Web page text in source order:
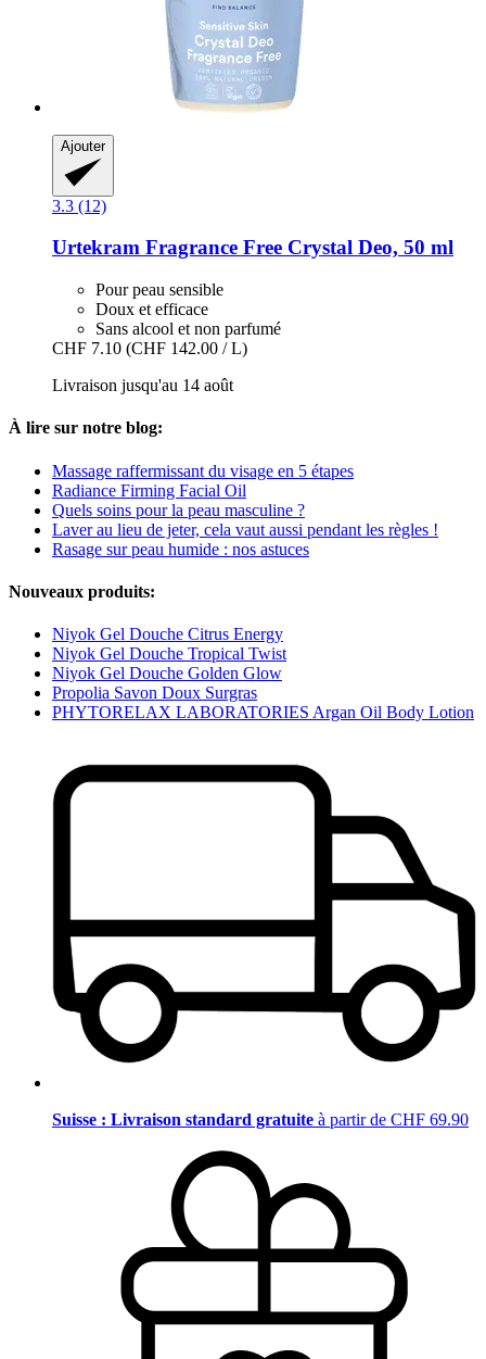
Ajouter
3.3 (12)
Urtekram Fragrance Free Crystal Deo, 50 ml
Pour peau sensible
Doux et efficace
Sans alcool et non parfumé
CHF 7.10 (CHF 142.00 / L)
Livraison jusqu'au 14 août
À lire sur notre blog:
Massage raffermissant du visage en 5 étapes
Radiance Firming Facial Oil
Quels soins pour la peau masculine ?
Laver au lieu de jeter, cela vaut aussi pendant les règles !
Rasage sur peau humide : nos astuces
Nouveaux produits:
Niyok Gel Douche Citrus Energy
Niyok Gel Douche Tropical Twist
Niyok Gel Douche Golden Glow
Propolia Savon Doux Surgras
PHYTORELAX LABORATORIES Argan Oil Body Lotion
Suisse : Livraison standard gratuite à partir de CHF 69.90